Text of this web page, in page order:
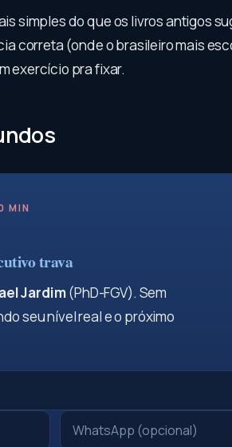
simples do que os livros antigos
correta (onde o brasileiro mais
exercício pra fixar.
MIN
trava
Jardim(PhD-FGV). Sem
seu nível real e o próximo